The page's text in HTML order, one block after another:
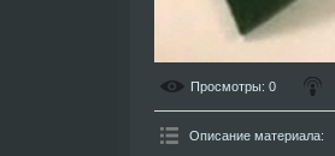
Просмотры: 0
Описание материала: